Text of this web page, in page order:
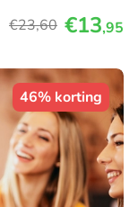
€23,60 €13,95
46% korting